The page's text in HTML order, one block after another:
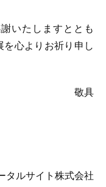
いたしますととも
を心よりお祈り申し
敬具
タルサイト株式会社